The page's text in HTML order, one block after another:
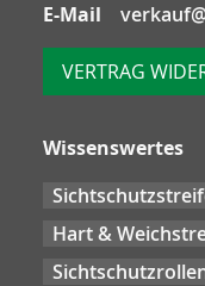
E-Mail
VERTRAG
Wissenswertes
Hart &